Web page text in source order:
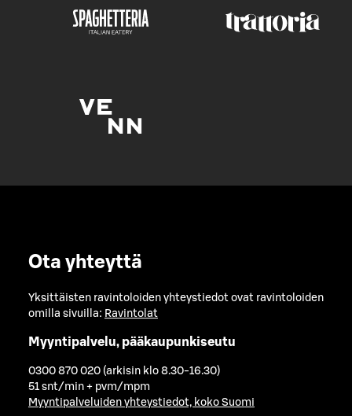
Ota yhteyttä
Yksittäisten ravintoloiden yhteystiedot ovat ravintoloiden
omilla sivuilla: Ravintolat
Myyntipalvelu, pääkaupunkiseutu
0300 870 020 (arkisin klo 8.30-16.30)
51 snt/min + pvm/mpm
Myyntipalveluiden yhteystiedot, koko Suomi